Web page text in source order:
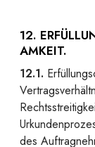
12.
AMKEIT.
12.1.
des